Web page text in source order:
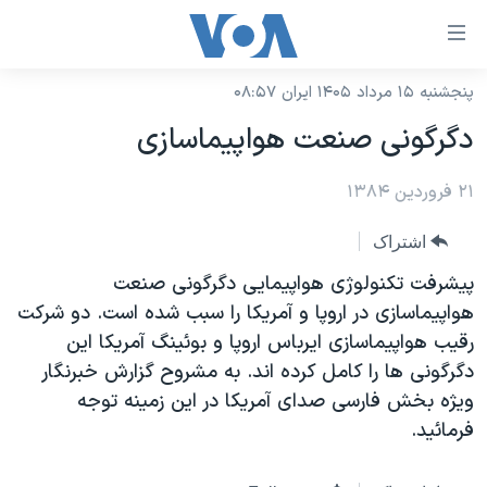
لینکهای
دسترسی
جهش
محتوای
جهش
به
صفحه
اصلی
جهش
به
جستجو
نسخه سبک وب‌سایت
موضوع ها
ایران
آمریکا
جهان
ورزشی
گزیده‌ها
ویژه برنامه‌ها
برنامه های تلویزیونی
جدول برنامه ها
صفحه‌های ویژه
جام جهانی ۲۰۲۶
عملیات خشم حماسی
۲۵۰سالگی آمریکا
فرکانس‌های صدای آمریکا
پخش رادیویی
یادگیری زبان انگلیسی
پنجشنبه ۱۵ مرداد ۱۴۰۵ ایران ۰۸:۵۷
دگرگونی صنعت هواپيماسازی
۲۱ فروردین ۱۳۸۴
اشتراک
پيشرفت تکنولوژی هواپيمايی دگرگونی صنعت
هواپيماسازی در اروپا و آمريکا را سبب شده است. دو شرکت
رقيب هواپيماسازی ايرباس اروپا و بوئينگ آمريکا اين
دگرگونی ها را کامل کرده اند. به مشروح گزارش خبرنگار
ويژه بخش فارسی صدای آمريکا در اين زمينه توجه
فرمائيد.